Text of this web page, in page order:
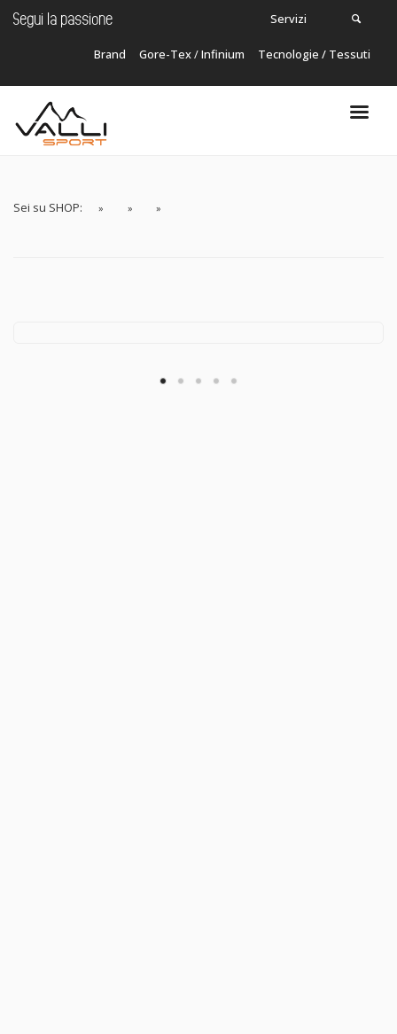
Segui la passione
Brand Gore-Tex/Infinium Tecnologie / Tessuti
Servizi
Carrello
Sei su SHOP: